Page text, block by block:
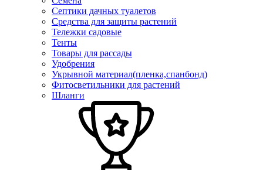
Септики дачных туалетов
Средства для защиты растений
Тележки садовые
Тенты
Товары для рассады
Удобрения
Укрывной материал(пленка,спанбонд)
Фитосветильники для растений
Шланги